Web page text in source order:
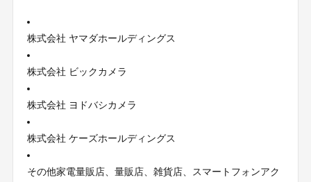
株式会社 ヤマダホールディングス
株式会社 ビックカメラ
株式会社 ヨドバシカメラ
株式会社 ケーズホールディングス
その他家電量販店、量販店、雑貨店、スマートフォンアク